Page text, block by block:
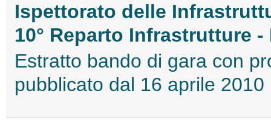
Ispettorato delle
10° Reparto Infrastrutture
Estratto bando di gara con
pubblicato dal 16 aprile